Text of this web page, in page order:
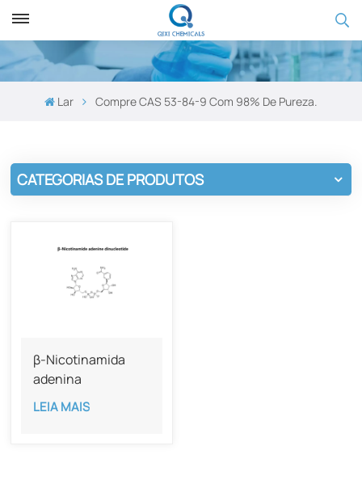
Lar Compre CAS 53-84-9 Com 98% De Pureza.
CATEGORIAS DE PRODUTOS
β-Nicotinamida
adenina
dinucleotídeo com
pureza de 98% CAS
LEIA MAIS